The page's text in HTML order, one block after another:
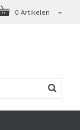
0 Artikelen